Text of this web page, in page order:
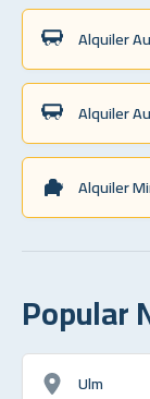
Alquiler
Alquiler
Alquiler
Popular
Ulm